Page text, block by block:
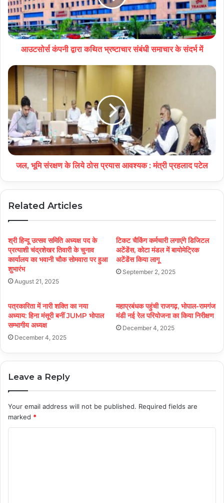
आउटसोर्स कंपनी द्वारा कथित भ्रष्टाचार संबंधी समाचार के संदर्भ में
जल, भूमि संरक्षण के लिये ठोस प्रयास आवश्यक : मंत्री प्रहलाद पटेल
Related Articles
श्री हिन्दू उत्सव समिति अध्यक्ष पद के
प्रत्याशी चंद्रशेखर तिवारी के चुनाव
कार्यालय का भवानी चौक सोमवारा पर हुआ
शुभारंभ
August 21, 2025
टिकट चैकिंग कर्मचारी लगाएंगे डिजिटल
अटेंडेंस, कोटा मंडल में बायोमेट्रिक
अटेंडेंस किया लागू
September 2, 2025
पत्रकारिता में नारी शक्ति का नया
अध्याय: हिना मंसूरी बनीं JUMP भोपाल
सम्भागीय अध्यक्ष
December 4, 2025
महाप्रबंधक पहुंची राजगढ़, भोपाल-रामगंज
मंडी नई रेल परियोजना का किया निरीक्षण
December 4, 2025
Leave a Reply
Your email address will not be published. Required fields are
marked *